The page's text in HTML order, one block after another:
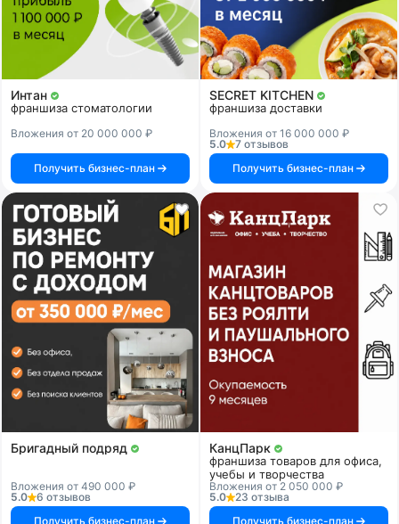
Интан
франшиза стоматологии
Вложения от 20 000 000 ₽
Получить бизнес-план
SECRET KITCHEN
франшиза доставки
Вложения от 16 000 000 ₽
5.0
7 отзывов
Получить бизнес-план
Бригадный подряд
Вложения от 490 000 ₽
5.0
6 отзывов
Получить бизнес-план
КанцПарк
франшиза товаров для офиса,
учебы и творчества
Вложения от 2 050 000 ₽
5.0
23 отзыва
Получить бизнес-план